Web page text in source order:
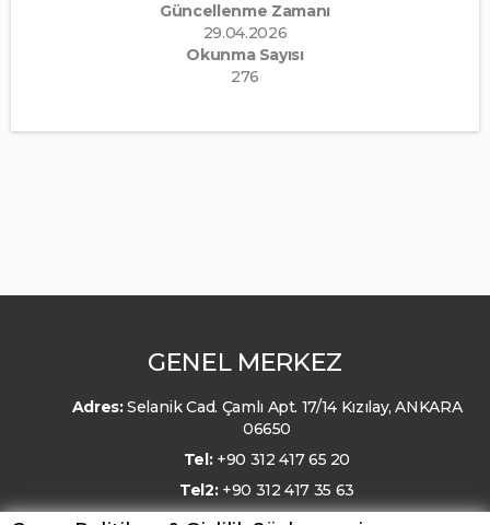
Güncellenme Zamanı
29.04.2026
Okunma Sayısı
276
GENEL MERKEZ
Adres:Selanik Cad. Çamlı Apt. 17/14 Kızılay, ANKARA
06650
Tel: +90 312 417 65 20
Tel2: +90 312 417 35 63
E-Posta: kmo@kmo.org.tr